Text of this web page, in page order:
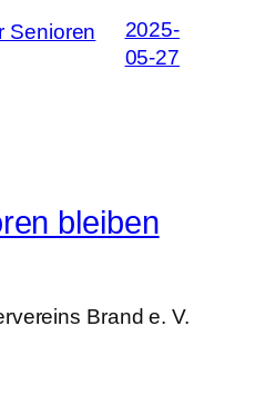
Senioren
2025-
05-27
bleiben
Brand e. V.